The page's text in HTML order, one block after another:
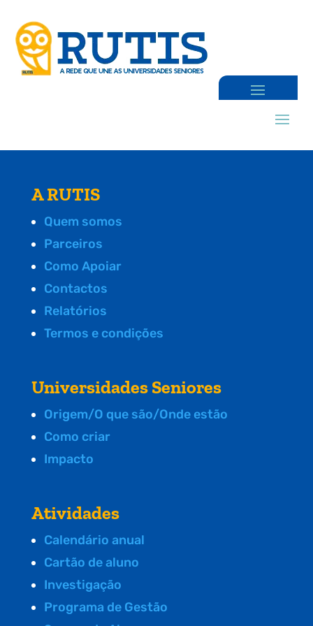
A RUTIS
Quem somos
Parceiros
Como Apoiar
Contactos
Relatórios
Termos e condições
Universidades Seniores
Origem/O que são/Onde estão
Como criar
Impacto
Atividades
Calendário anual
Cartão de aluno
Investigação
Programa de Gestão